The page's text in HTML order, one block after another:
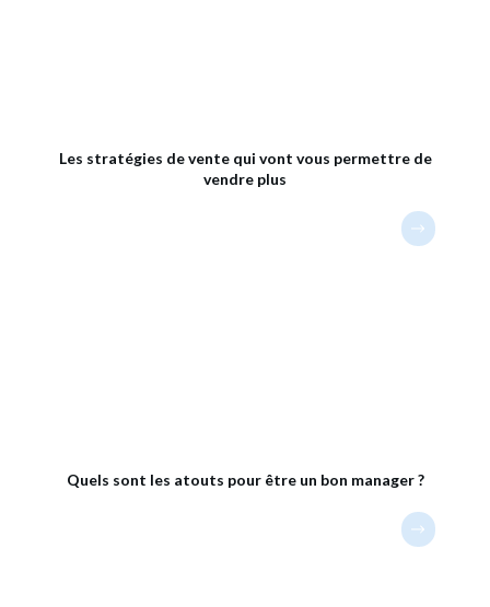
Les stratégies de vente qui vont vous permettre de
vendre plus
Quels sont les atouts pour être un bon manager ?